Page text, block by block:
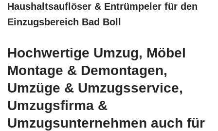
Haushaltsauflöser & Entrümpeler für den
Einzugsbereich Bad Boll
Hochwertige Umzug, Möbel
Montage & Demontagen,
Umzüge & Umzugsservice,
Umzugsfirma &
Umzugsunternehmen auch für